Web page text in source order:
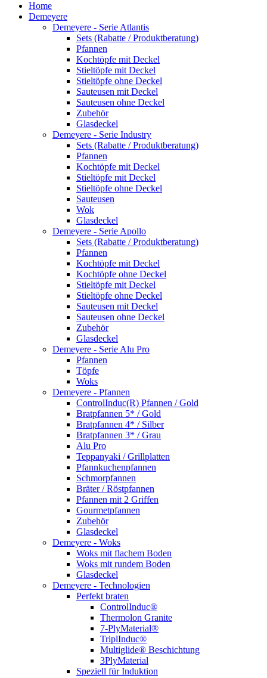
Home
Demeyere
Demeyere - Serie Atlantis
Sets (Rabatte / Produktberatung)
Pfannen
Kochtöpfe mit Deckel
Stieltöpfe mit Deckel
Stieltöpfe ohne Deckel
Sauteusen mit Deckel
Sauteusen ohne Deckel
Zubehör
Glasdeckel
Demeyere - Serie Industry
Sets (Rabatte / Produktberatung)
Pfannen
Kochtöpfe mit Deckel
Stieltöpfe mit Deckel
Stieltöpfe ohne Deckel
Sauteusen
Wok
Glasdeckel
Demeyere - Serie Apollo
Sets (Rabatte / Produktberatung)
Pfannen
Kochtöpfe mit Deckel
Kochtöpfe ohne Deckel
Stieltöpfe mit Deckel
Stieltöpfe ohne Deckel
Sauteusen mit Deckel
Sauteusen ohne Deckel
Zubehör
Glasdeckel
Demeyere - Serie Alu Pro
Pfannen
Töpfe
Woks
Demeyere - Pfannen
ControlInduc(R) Pfannen / Gold
Bratpfannen 5* / Gold
Bratpfannen 4* / Silber
Bratpfannen 3* / Grau
Alu Pro
Teppanyaki / Grillplatten
Pfannkuchenpfannen
Schmorpfannen
Bräter / Röstpfannen
Pfannen mit 2 Griffen
Gourmetpfannen
Zubehör
Glasdeckel
Demeyere - Woks
Woks mit flachem Boden
Woks mit rundem Boden
Glasdeckel
Demeyere - Technologien
Perfekt braten
ControlInduc®
Thermolon Granite
7-PlyMaterial®
TriplInduc®
Multiglide® Beschichtung
3PlyMaterial
Speziell für Induktion